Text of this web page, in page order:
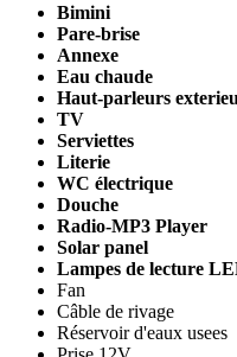
Bimini
Pare-brise
Annexe
Eau chaude
Haut-parleurs
TV
Serviettes
Literie
WC électrique
Douche
Radio-MP3 Player
Solar panel
Lampes de lecture
Fan
Câble de rivage
Réservoir d'eaux usees